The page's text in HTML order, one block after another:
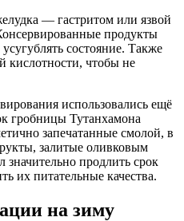
— гастритом или язвой
продукты
состояние. Также
кислотности, чтобы не
использовались ещё
гробницы Тутанхамона
запечатанные смолой, в
залитые оливковым
значительно продлить срок
их питательные качества.
на зиму